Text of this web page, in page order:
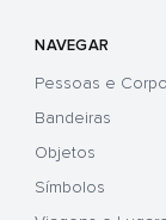
NAVEGAR
Pessoas e Corpo
Bandeiras
Objetos
Símbolos